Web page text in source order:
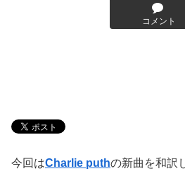
コメント
今回はCharlie puthの新曲を和訳